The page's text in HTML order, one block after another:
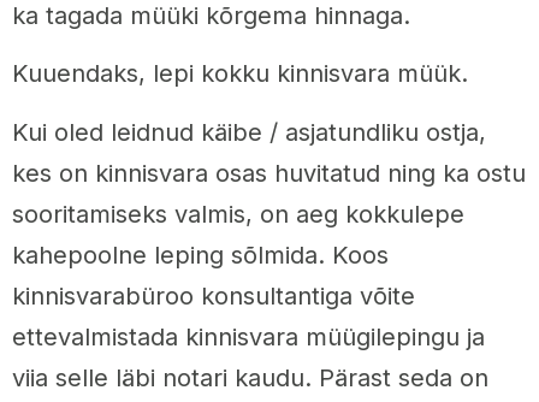
ka tagada müüki kõrgema hinnaga.
Kuuendaks, lepi kokku kinnisvara müük.
Kui oled leidnud käibe / asjatundliku ostja,
kes on kinnisvara osas huvitatud ning ka ostu
sooritamiseks valmis, on aeg kokkulepe
kahepoolne leping sõlmida. Koos
kinnisvarabüroo konsultantiga võite
ettevalmistada kinnisvara müügilepingu ja
viia selle läbi notari kaudu. Pärast seda on